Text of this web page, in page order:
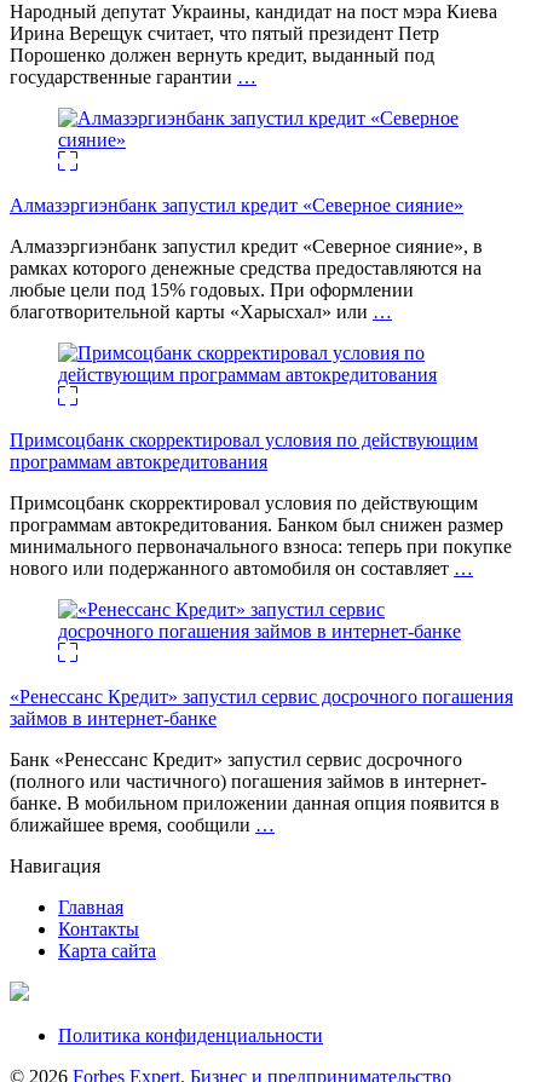
Народный депутат Украины, кандидат на пост мэра Киева
Ирина Верещук считает, что пятый президент Петр
Порошенко должен вернуть кредит, выданный под
государственные гарантии …
Алмазэргиэнбанк запустил кредит «Северное сияние»
Алмазэргиэнбанк запустил кредит «Северное сияние», в
рамках которого денежные средства предоставляются на
любые цели под 15% годовых. При оформлении
благотворительной карты «Харысхал» или …
Примсоцбанк скорректировал условия по действующим
программам автокредитования
Примсоцбанк скорректировал условия по действующим
программам автокредитования. Банком был снижен размер
минимального первоначального взноса: теперь при покупке
нового или подержанного автомобиля он составляет …
«Ренессанс Кредит» запустил сервис досрочного погашения
займов в интернет-банке
Банк «Ренессанс Кредит» запустил сервис досрочного
(полного или частичного) погашения займов в интернет-
банке. В мобильном приложении данная опция появится в
ближайшее время, сообщили …
Навигация
Главная
Контакты
Карта сайта
Политика конфиденциальности
© 2026 Forbes Expert. Бизнес и предпринимательство